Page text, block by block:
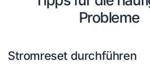
Probleme
Stromreset durchführen